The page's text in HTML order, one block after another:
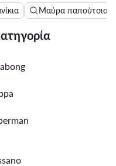
Μαύρα παπούτσια